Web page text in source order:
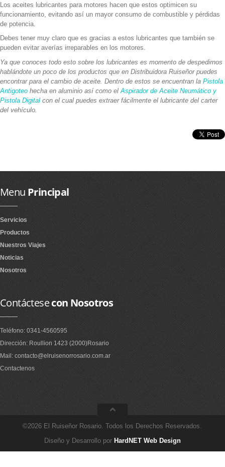
Los aceites lubricantes para motores hacen que estos optimicen su
funcionamiento, evitando así un mayor consumo de combustible y pérdidas
de potencia.
Debes tener muy claro que es gracias a estos lubricantes que también se
pueden evitar averías irreparables en los motores.
Ya que conoces todo esto sobre los lubricantes es momento de despedirnos
hablándote un poco de los productos que en Distribuidora Ruiseñor puedes
encontrar para el cambio de aceite. Dentro de estos se encuentran la Pistola
Antigoteo hecha en aluminio así como el Aspirador de Aceite Neumático y
Pistola Digital con el cual puedes extraer fácilmente el lubricante del carter
del vehículo.
Menu Principal
Servicios
Productos
Nuestros Viajes
Noticias
Nosotros
Contáctesecon Nosotros
Teléfono: 0341-4560595
Dirección: Roullion 1423 (2000)Rosario
Mail: contacto@elruisenorrosario.com.ar
Contactenos
©2026 El Ruiseñor Rosario. Todos los Derechos Reservados.
Diseño y Desarrollo por HardNET Web Design